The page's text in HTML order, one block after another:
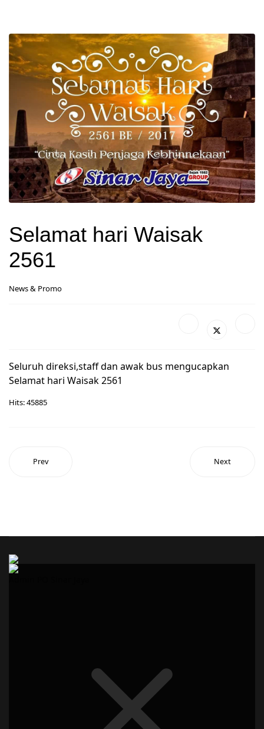
Selamat hari Waisak
2561
News & Promo
Seluruh direksi,staff dan awak bus mengucapkan
Selamat hari Waisak 2561
Hits: 45885
Prev Next